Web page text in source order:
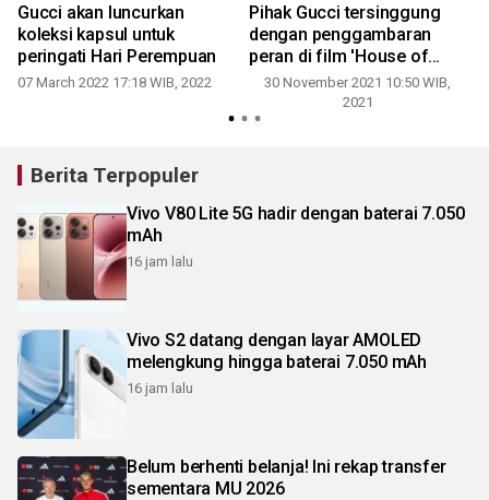
Gucci akan luncurkan
koleksi kapsul untuk
peringati Hari Perempuan
07 March 2022 17:18 WIB, 2022
Pihak Gucci tersinggung
dengan penggambaran
peran di film 'House of
Gucci'
30 November 2021 10:50 WIB,
2021
Berita Terpopuler
Vivo V80 Lite 5G hadir dengan baterai 7.050
mAh
16 jam lalu
Vivo S2 datang dengan layar AMOLED
melengkung hingga baterai 7.050 mAh
16 jam lalu
Belum berhenti belanja! Ini rekap transfer
sementara MU 2026